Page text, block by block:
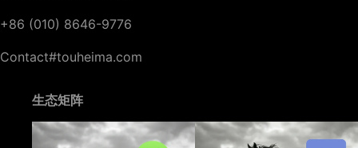
+86 (010) 8646-9776
Contact#touheima.com
生态矩阵